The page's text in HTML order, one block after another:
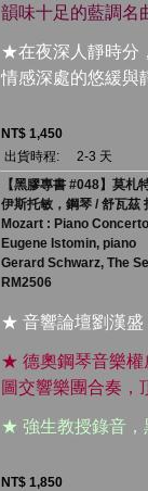
韻味十足的藍調名
★在夜深人靜時分
情感深處的悠緩與
NT$ 1,450
出貨時程:
2-3 天
【黑膠專書 #048】莫
伊斯托敏，鋼琴 / 舒瓦茲
Mozart : Piano
Eugene Istomin, piano
Gerard Schwarz, The
RM2506
★ 音響論壇劉漢盛
★ 德奧鋼琴音樂權
圖交響樂團合奏，
★ 強生教授錄音，
NT$ 1,850